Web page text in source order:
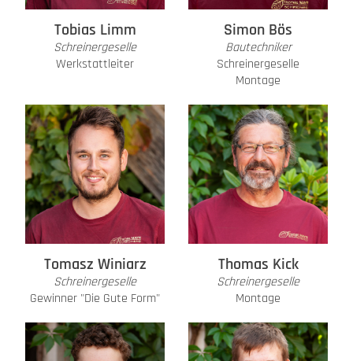
Tobias Limm
Schreinergeselle
Werkstattleiter
Simon Bös
Bautechniker
Schreinergeselle
Montage
Tomasz Winiarz
Schreinergeselle
Gewinner ­"Die Gute Form"
Thomas Kick
Schreinergeselle
Montage